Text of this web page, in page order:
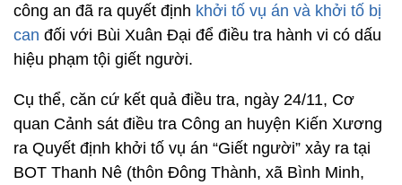
công an đã ra quyết định khởi tố vụ án và khởi tố bị
can đối với Bùi Xuân Đại để điều tra hành vi có dấu
hiệu phạm tội giết người.
Cụ thể, căn cứ kết quả điều tra, ngày 24/11, Cơ
quan Cảnh sát điều tra Công an huyện Kiến Xương
ra Quyết định khởi tố vụ án “Giết người” xảy ra tại
BOT Thanh Nê (thôn Đông Thành, xã Bình Minh,